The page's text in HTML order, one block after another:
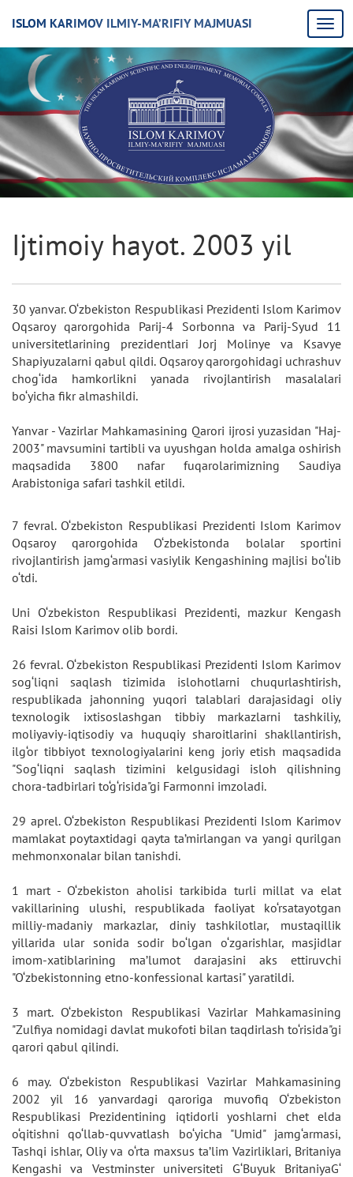
ISLOM KARIMOV ILMIY-MA’RIFIY MAJMUASI
Ijtimoiy hayot. 2003 yil
30 yanvar. O‘zbekiston Respublikasi Prezidenti Islom Karimov
Oqsaroy qarorgohida Parij-4 Sorbonna va Parij-Syud 11
universitetlarining prezidentlari Jorj Molinye va Ksavye
Shapiyuzalarni qabul qildi. Oqsaroy qarorgohidagi uchrashuv
chog‘ida hamkorlikni yanada rivojlantirish masalalari
bo‘yicha fikr almashildi.
Yanvar - Vazirlar Mahkamasining Qarori ijrosi yuzasidan "Haj-
2003" mavsumini tartibli va uyushgan holda amalga oshirish
maqsadida 3800 nafar fuqarolarimizning Saudiya
Arabistoniga safari tashkil etildi.
7 fevral. O‘zbekiston Respublikasi Prezidenti Islom Karimov
Oqsaroy qarorgohida O‘zbekistonda bolalar sportini
rivojlantirish jamg‘armasi vasiylik Kengashining majlisi bo‘lib
o‘tdi.
Uni O‘zbekiston Respublikasi Prezidenti, mazkur Kengash
Raisi Islom Karimov olib bordi.
26 fevral. O‘zbekiston Respublikasi Prezidenti Islom Karimov
sog‘liqni saqlash tizimida islohotlarni chuqurlashtirish,
respublikada jahonning yuqori talablari darajasidagi oliy
texnologik ixtisoslashgan tibbiy markazlarni tashkiliy,
moliyaviy-iqtisodiy va huquqiy sharoitlarini shakllantirish,
ilg‘or tibbiyot texnologiyalarini keng joriy etish maqsadida
"Sog‘liqni saqlash tizimini kelgusidagi isloh qilishning
chora-tadbirlari to‘g‘risida"gi Farmonni imzoladi.
29 aprel. O‘zbekiston Respublikasi Prezidenti Islom Karimov
mamlakat poytaxtidagi qayta ta’mirlangan va yangi qurilgan
mehmonxonalar bilan tanishdi.
1 mart - O‘zbekiston aholisi tarkibida turli millat va elat
vakillarining ulushi, respublikada faoliyat ko‘rsatayotgan
milliy-madaniy markazlar, diniy tashkilotlar, mustaqillik
yillarida ular sonida sodir bo‘lgan o‘zgarishlar, masjidlar
imom-xatiblarining ma’lumot darajasini aks ettiruvchi
"O‘zbekistonning etno-konfessional kartasi" yaratildi.
3 mart. O‘zbekiston Respublikasi Vazirlar Mahkamasining
"Zulfiya nomidagi davlat mukofoti bilan taqdirlash to‘risida"gi
qarori qabul qilindi.
6 may. O‘zbekiston Respublikasi Vazirlar Mahkamasining
2002 yil 16 yanvardagi qaroriga muvofiq O‘zbekiston
Respublikasi Prezidentining iqtidorli yoshlarni chet elda
o‘qitishni qo‘llab-quvvatlash bo‘yicha "Umid" jamg‘armasi,
Tashqi ishlar, Oliy va o‘rta maxsus ta’lim Vazirliklari, Britaniya
Kengashi va Vestminster universiteti G‘Buyuk BritaniyaG‘